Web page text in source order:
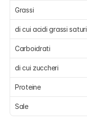
Grassi
di cui acidi grassi saturi
Carboidrati
di cui zuccheri
Proteine
Sale